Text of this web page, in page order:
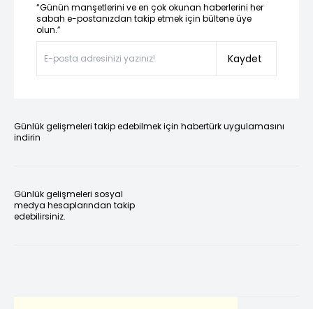
“Günün manşetlerini ve en çok okunan haberlerini her
sabah e-postanızdan takip etmek için bültene üye
olun.”
Kaydet
Günlük gelişmeleri takip edebilmek için habertürk uygulamasını
indirin
Günlük gelişmeleri sosyal
medya hesaplarından takip
edebilirsiniz.